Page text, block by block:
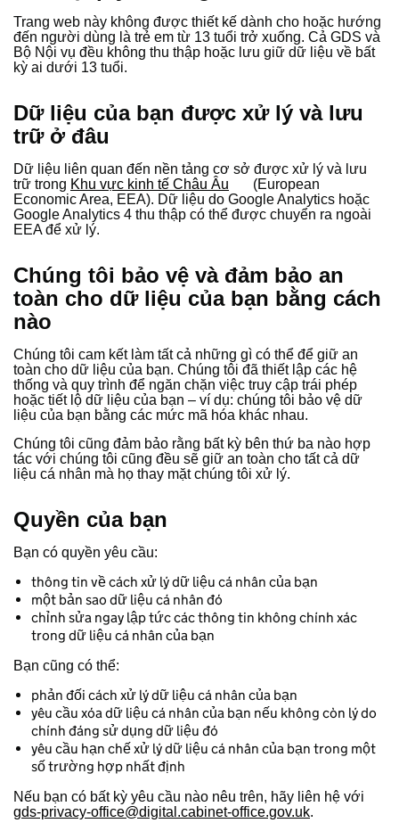
Trang web này không được thiết kế dành cho hoặc hướng
đến người dùng là trẻ em từ 13 tuổi trở xuống. Cả GDS và
Bộ Nội vụ đều không thu thập hoặc lưu giữ dữ liệu về bất
kỳ ai dưới 13 tuổi.
Dữ liệu của bạn được xử lý và lưu
trữ ở đâu
Dữ liệu liên quan đến nền tảng cơ sở được xử lý và lưu
trữ trong Khu vực kinh tế Châu Âu
(European
Economic Area, EEA). Dữ liệu do Google Analytics hoặc
Google Analytics 4 thu thập có thể được chuyển ra ngoài
EEA để xử lý.
Chúng tôi bảo vệ và đảm bảo an
toàn cho dữ liệu của bạn bằng cách
nào
Chúng tôi cam kết làm tất cả những gì có thể để giữ an
toàn cho dữ liệu của bạn. Chúng tôi đã thiết lập các hệ
thống và quy trình để ngăn chặn việc truy cập trái phép
hoặc tiết lộ dữ liệu của bạn – ví dụ: chúng tôi bảo vệ dữ
liệu của bạn bằng các mức mã hóa khác nhau.
Chúng tôi cũng đảm bảo rằng bất kỳ bên thứ ba nào hợp
tác với chúng tôi cũng đều sẽ giữ an toàn cho tất cả dữ
liệu cá nhân mà họ thay mặt chúng tôi xử lý.
Quyền của bạn
Bạn có quyền yêu cầu:
thông tin về cách xử lý dữ liệu cá nhân của bạn
một bản sao dữ liệu cá nhân đó
chỉnh sửa ngay lập tức các thông tin không chính xác
trong dữ liệu cá nhân của bạn
Bạn cũng có thể:
phản đối cách xử lý dữ liệu cá nhân của bạn
yêu cầu xóa dữ liệu cá nhân của bạn nếu không còn lý do
chính đáng sử dụng dữ liệu đó
yêu cầu hạn chế xử lý dữ liệu cá nhân của bạn trong một
số trường hợp nhất định
Nếu bạn có bất kỳ yêu cầu nào nêu trên, hãy liên hệ với
gds-privacy-office@digital.cabinet-office.gov.uk.